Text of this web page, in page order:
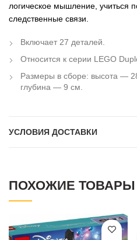
логическое мышление, учиться
следственные связи.
Включает 27 деталей.
Относится к серии LEGO
Размеры в сборе: высота —
глубина — 9 см.
УСЛОВИЯ ДОСТАВКИ
ПОХОЖИЕ ТОВАРЫ